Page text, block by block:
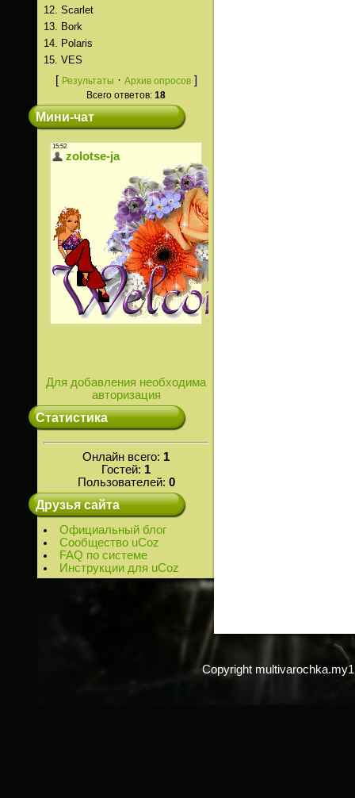
12. Scarlet
13.
Bork
14.
Polaris
15. VES
[ Результаты · Архив опросов]
Всего ответов: 18
Мини-чат
Для добавления необходима
авторизация
Статистика
Онлайн всего: 1
Гостей: 1
Пользователей: 0
Друзья сайта
Официальный блог
Сообщество uCoz
FAQ по системе
Инструкции для uCoz
Copyright